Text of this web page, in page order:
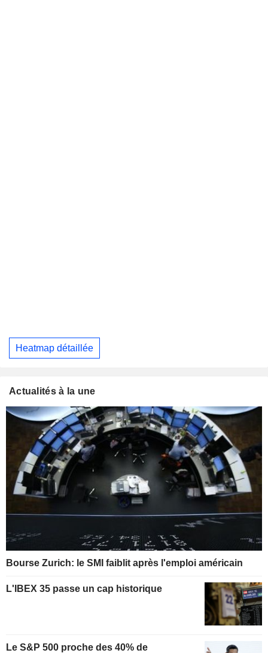
Heatmap détaillée
Actualités à la une
Bourse Zurich: le SMI faiblit après l'emploi américain
L'IBEX 35 passe un cap historique
Le S&P 500 proche des 40% de